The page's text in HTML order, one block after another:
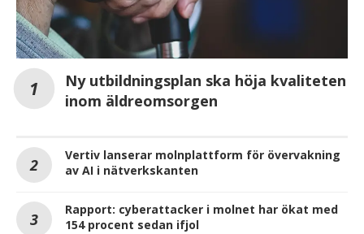
Ny utbildningsplan ska höja kvaliteten
inom äldreomsorgen
Vertiv lanserar molnplattform för övervakning
av AI i nätverkskanten
Rapport: cyberattacker i molnet har ökat med
154 procent sedan ifjol